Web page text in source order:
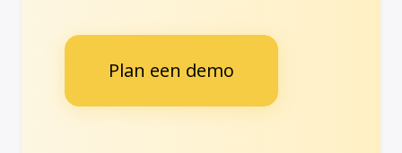
Plan een demo